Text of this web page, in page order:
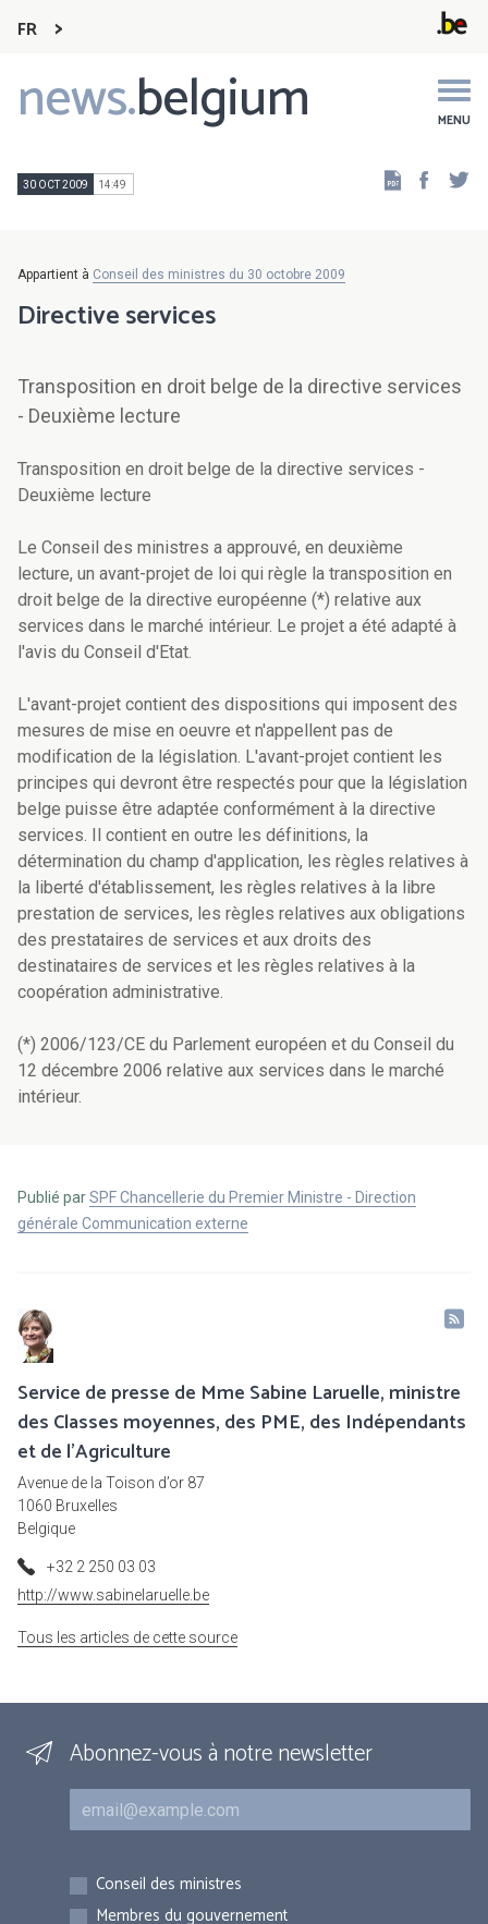
FR
news.belgium MENU
Main
navigation
30 OCT 2009 14:49
Appartient à Conseil des ministres du 30 octobre 2009
Directive services
Transposition en droit belge de la directive services
- Deuxième lecture
Transposition en droit belge de la directive services -
Deuxième lecture
Le Conseil des ministres a approuvé, en deuxième
lecture, un avant-projet de loi qui règle la transposition en
droit belge de la directive européenne (*) relative aux
services dans le marché intérieur. Le projet a été adapté à
l'avis du Conseil d'Etat.
L'avant-projet contient des dispositions qui imposent des
mesures de mise en oeuvre et n'appellent pas de
modification de la législation. L'avant-projet contient les
principes qui devront être respectés pour que la législation
belge puisse être adaptée conformément à la directive
services. Il contient en outre les définitions, la
détermination du champ d'application, les règles relatives à
la liberté d'établissement, les règles relatives à la libre
prestation de services, les règles relatives aux obligations
des prestataires de services et aux droits des
destinataires de services et les règles relatives à la
coopération administrative.
(*) 2006/123/CE du Parlement européen et du Conseil du
12 décembre 2006 relative aux services dans le marché
intérieur.
Publié parSPF Chancellerie du Premier Ministre - Direction
générale Communication externe
Service de presse de Mme Sabine Laruelle, ministre
des Classes moyennes, des PME, des Indépendants
et de l'Agriculture
Avenue de la Toison d’or 87
1060 Bruxelles
Belgique
+32 2 250 03 03
http://www.sabinelaruelle.be
Tous les articles de cette source
Abonnez-vous à notre newsletter
Courriel
Inscriptions
Conseil des ministres
Membres du gouvernement